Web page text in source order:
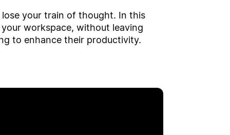
your train of thought. In this
workspace, without leaving
to enhance their productivity.